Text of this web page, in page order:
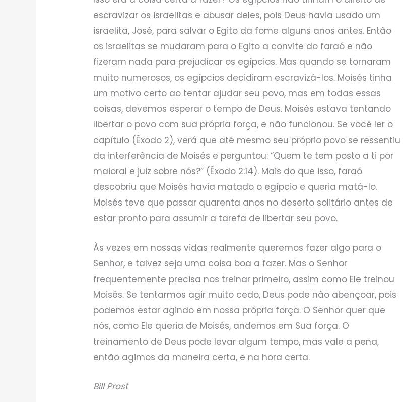
escravizar os israelitas e abusar deles, pois Deus havia usado um
israelita, José, para salvar o Egito da fome alguns anos antes. Então
os israelitas se mudaram para o Egito a convite do faraó e não
fizeram nada para prejudicar os egípcios. Mas quando se tornaram
muito numerosos, os egípcios decidiram escravizá-los. Moisés tinha
um motivo certo ao tentar ajudar seu povo, mas em todas essas
coisas, devemos esperar o tempo de Deus. Moisés estava tentando
libertar o povo com sua própria força, e não funcionou. Se você ler o
capítulo (Êxodo 2), verá que até mesmo seu próprio povo se ressentiu
da interferência de Moisés e perguntou: “Quem te tem posto a ti por
maioral e juiz sobre nós?” (Êxodo 2:14). Mais do que isso, faraó
descobriu que Moisés havia matado o egípcio e queria matá-lo.
Moisés teve que passar quarenta anos no deserto solitário antes de
estar pronto para assumir a tarefa de libertar seu povo.
Às vezes em nossas vidas realmente queremos fazer algo para o
Senhor, e talvez seja uma coisa boa a fazer. Mas o Senhor
frequentemente precisa nos treinar primeiro, assim como Ele treinou
Moisés. Se tentarmos agir muito cedo, Deus pode não abençoar, pois
podemos estar agindo em nossa própria força. O Senhor quer que
nós, como Ele queria de Moisés, andemos em Sua força. O
treinamento de Deus pode levar algum tempo, mas vale a pena,
então agimos da maneira certa, e na hora certa.
Bill Prost